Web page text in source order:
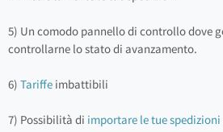
5) Un comodo pannello di controllo dove
controllarne lo stato di avanzamento.
6) Tariffe imbattibili
7) Possibilità di importare le tue spedizioni